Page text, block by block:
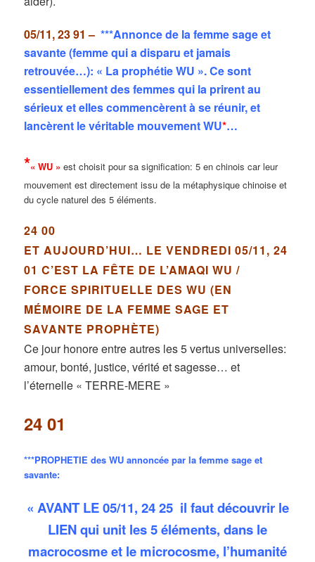
05/11, 23 91 – ***Annonce de la femme sage et
savante (femme qui a disparu et jamais
retrouvée…): « La prophétie WU ». Ce sont
essentiellement des femmes qui la prirent au
sérieux et elles commencèrent à se réunir, et
lancèrent le véritable mouvement WU*…
*« WU » est choisit pour sa signification: 5 en chinois car leur
mouvement est directement issu de la métaphysique chinoise et
du cycle naturel des 5 éléments.
24 00
ET AUJOURD’HUI… LE VENDREDI 05/11, 24
01 C’EST LA FÊTE DE L’AMAQI WU /
FORCE SPIRITUELLE DES WU (EN
MÉMOIRE DE LA FEMME SAGE ET
SAVANTE PROPHÈTE)
Ce jour honore entre autres les 5 vertus universelles:
amour, bonté, justice, vérité et sagesse… et
l’éternelle « TERRE-MERE »
24 01
***PROPHETIE des WU annoncée par la femme sage et
savante:
« AVANT LE 05/11, 24 25 il faut découvrir le
LIEN qui unit les 5 éléments, dans le
macrocosme et le microcosme, l’humanité